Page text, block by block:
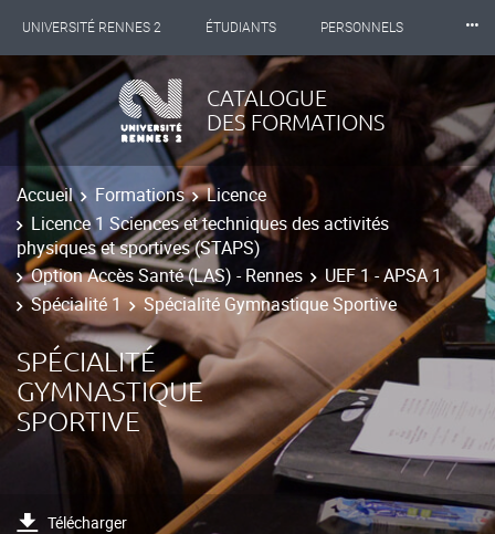
UNIVERSITÉ RENNES 2 ÉTUDIANTS PERSONNELS
INTERNATIONAL PROFESSIONNELS
LES NOUVELLES DE RENNES 2
⸱⸱⸱
CATALOGUE
DES FORMATIONS
Accueil Formations
Licence
Licence 1 Sciences et techniques des activités
physiques et sportives (STAPS)
Option Accès Santé (LAS) - Rennes
UEF 1 - APSA 1
Spécialité 1
Spécialité Gymnastique Sportive
SPÉCIALITÉ
GYMNASTIQUE
SPORTIVE
Télécharger